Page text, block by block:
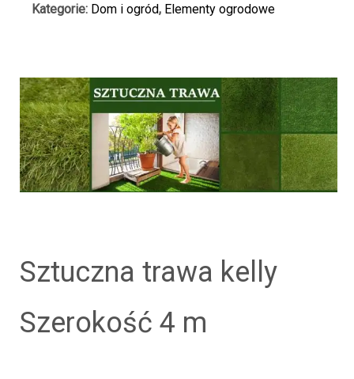
Kategorie: Dom i ogród, Elementy ogrodowe
sztuczna trawa kelly
szerokość 4 m